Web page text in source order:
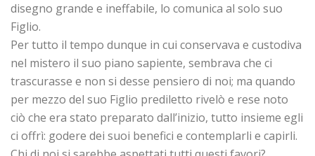
disegno grande e ineffabile, lo comunica al solo suo
Figlio.
Per tutto il tempo dunque in cui conservava e custodiva
nel mistero il suo piano sapiente, sembrava che ci
trascurasse e non si desse pensiero di noi; ma quando
per mezzo del suo Figlio prediletto rivelò e rese noto
ciò che era stato preparato dall’inizio, tutto insieme egli
ci offrì: godere dei suoi benefici e contemplarli e capirli.